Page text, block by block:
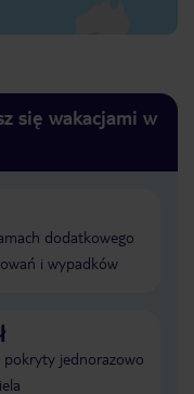
się wakacjami w
dodatkowego
i wypadków
pokryty jednorazowo